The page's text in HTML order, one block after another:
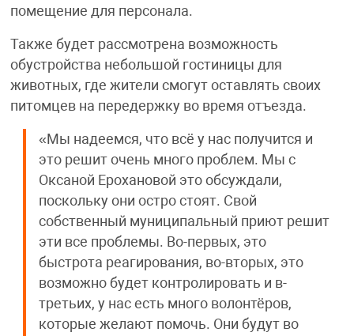
помещение для персонала.
Также будет рассмотрена возможность
обустройства небольшой гостиницы для
животных, где жители смогут оставлять своих
питомцев на передержку во время отъезда.
«Мы надеемся, что всё у нас получится и
это решит очень много проблем. Мы с
Оксаной Ерохановой это обсуждали,
поскольку они остро стоят. Свой
собственный муниципальный приют решит
эти все проблемы. Во-первых, это
быстрота реагирования, во-вторых, это
возможно будет контролировать и в-
третьих, у нас есть много волонтёров,
которые желают помочь. Они будут во